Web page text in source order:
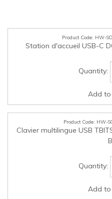
HW-
Station d'accueil USB-C
HW-
Clavier multilingue USB